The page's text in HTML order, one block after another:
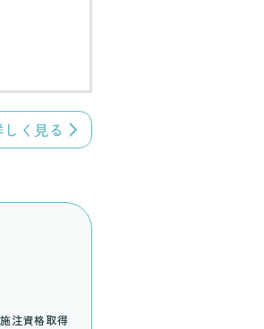
しく見る
注資格取得